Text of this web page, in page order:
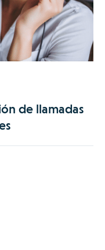
de llamadas